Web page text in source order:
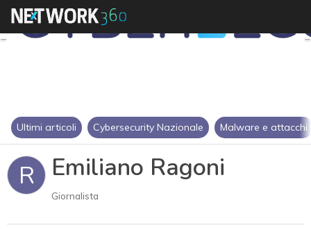
Ultimi articoli Cybersecurity Nazionale Malware e attacchi
R Emiliano Ragoni
Giornalista